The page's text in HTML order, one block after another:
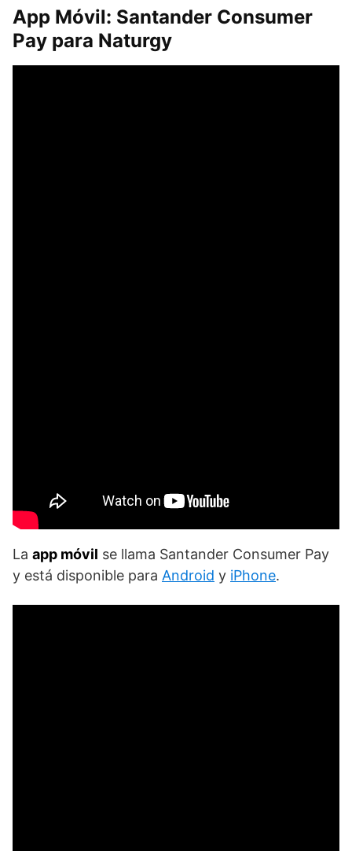
App Móvil: Santander Consumer
Pay para Naturgy
La app móvil se llama Santander Consumer Pay
y está disponible para Android y iPhone.